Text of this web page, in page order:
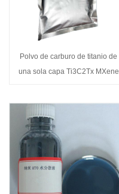
Polvo de carburo de titanio de
una sola capa Ti3C2Tx MXene